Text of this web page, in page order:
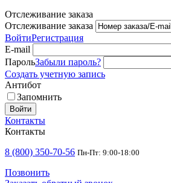
Отслеживание заказа
Отслеживание заказа
ВойтиРегистрация
E-mail
ПарольЗабыли пароль?
Создать учетную запись
Антибот
Запомнить
Войти
Контакты
Контакты
8 (800) 350-70-56 Пн-Пт: 9:00-18:00
Позвонить